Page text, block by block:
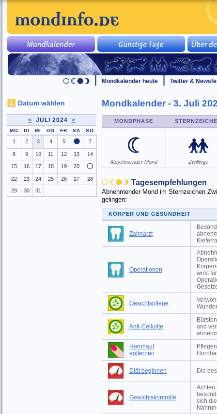
Mondkalender heute Twitter &
Mondkalender - 3. Juli
MONDPHASE
Abnehmender Mond Zwillinge
Tagesempfehlungen
Abnehmender Mond im Sternzeichen
gelingen:
KÖRPER UND GESUNDHEIT
Zahnarzt
Operationen
wirkt
Gesichtspflege
Anti-Cellulite
und
Hornhaut
entfernen
Diät beginnen Die
Gewichtskontrolle
Achten
sich
Datum wählen
< JULI 2024 >
MO DI MI DO FR SA SO
1 2 3 4 5 7
8 9 10 11 12 13 14
15 16 17 18 19 20
22 23 24 25 26 27
28
29
30 31